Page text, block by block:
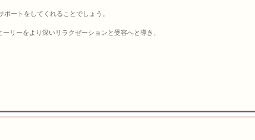
ートをしてくれることでしょう。
リーをより深いリラクゼーションと受容へと導き、